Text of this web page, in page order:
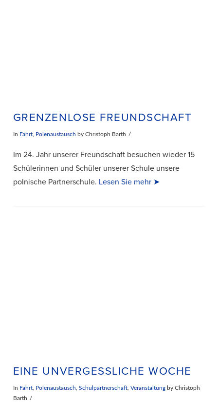
GRENZENLOSE FREUNDSCHAFT
In Fahrt, Polenaustausch by Christoph Barth
Im 24. Jahr unserer Freundschaft besuchen wieder 15
Schülerinnen und Schüler unserer Schule unsere
polnische Partnerschule. Lesen Sie mehr ➤
EINE UNVERGESSLICHE WOCHE
In Fahrt, Polenaustausch Schulpartnerschaft, Veranstaltungby Christoph
Barth